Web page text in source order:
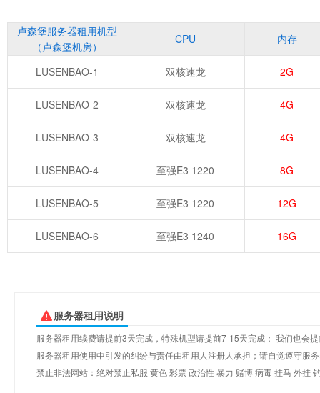
卢森堡服务器租用机型
（卢森堡机房）
CPU 内存
LUSENBAO-1 双核速龙 2G
LUSENBAO-2 双核速龙 4G
LUSENBAO-3 双核速龙 4G
LUSENBAO-4 至强E3 1220 8G
LUSENBAO-5 至强E3 1220 12G
LUSENBAO-6 至强E3 1240 16G
服务器租用说明
服务器租用续费请提前3天完成，特殊机型请提前7-15天完成； 我们也会
服务器租用使用中引发的纠纷与责任由租用人注册人承担；请自觉遵守
禁止非法网站：绝对禁止私服 黄色 彩票 政治性 暴力 赌博 病毒 挂马 外挂